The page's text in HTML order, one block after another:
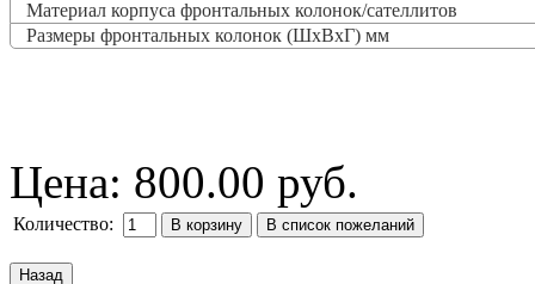
Материал корпуса фронтальных колонок/сателлитов
Размеры фронтальных колонок (ШxВxГ) мм
Цена: 800.00 руб.
Количество: